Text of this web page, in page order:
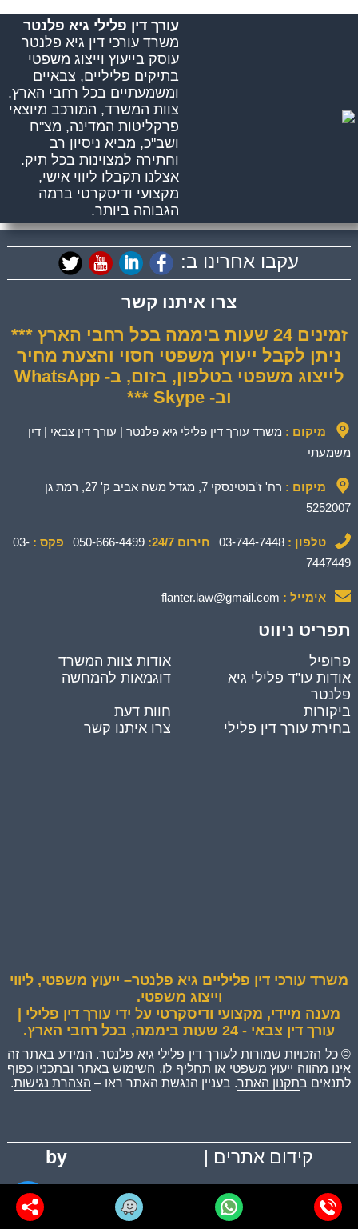
עורך דין פלילי גיא פלנטר
משרד עורכי דין גיא פלנטר
עוסק בייעוץ וייצוג משפטי
בתיקים פליליים, צבאיים
ומשמעתיים בכל רחבי הארץ.
צוות המשרד, המורכב מיוצאי
פרקליטות המדינה, מצ"ח
ושב"כ, מביא ניסיון רב
וחתירה למצוינות בכל תיק.
אצלנו תקבלו ליווי אישי,
מקצועי ודיסקרטי ברמה
הגבוהה ביותר.
עקבו אחרינו ב:
צרו איתנו קשר
זמינים 24 שעות ביממה בכל רחבי הארץ ***
ניתן לקבל ייעוץ משפטי חסוי והצעת מחיר
לייצוג משפטי בטלפון, בזום, ב- WhatsApp
וב- Skype ***
מיקום : משרד עורך דין פלילי גיא פלנטר | עורך דין צבאי | דין
משמעתי
מיקום :
רח' ז'בוטינסקי 7, מגדל משה אביב ק' 27, רמת גן
5252007
טלפון : 03-744-7448 חירום 24/7: 050-666-4499 פקס : 03-
7447449
אימייל : flanter.law@gmail.com
תפריט ניווט
פרופיל
אודות צוות המשרד
אודות עו”ד פלילי גיא
פלנטר
דוגמאות להמחשה
ביקורות
חוות דעת
בחירת עורך דין פלילי
צרו איתנו קשר
משרד עורכי דין פליליים גיא פלנטר– ייעוץ משפטי, ליווי
וייצוג משפטי.
מענה מיידי, מקצועי ודיסקרטי על ידי עורך דין פלילי |
עורך דין צבאי - 24 שעות ביממה, בכל רחבי הארץ.
© כל הזכויות שמורות לעורך דין פלילי גיא פלנטר. המידע באתר זה
אינו מהווה ייעוץ משפטי או תחליף לו. השימוש באתר ובתכניו כפוף
לתנאים בתקנון האתר. בעניין הנגשת האתר ראו – הצהרת נגישות.
קידום אתרים | by